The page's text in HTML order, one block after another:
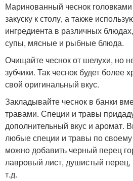
Маринованный чеснок
закуску к столу, а также
ингредиента в различных
супы, мясные и рыбные блюда.
Очищайте чеснок от шелухи, но
зубчики. Так чеснок будет более
свой оригинальный вкус.
Закладывайте чеснок в банки
травами. Специи и травы
дополнительный вкус и аромат.
любые специи и травы по
можно добавить черный перец
лавровый лист, душистый перец,
т.д.